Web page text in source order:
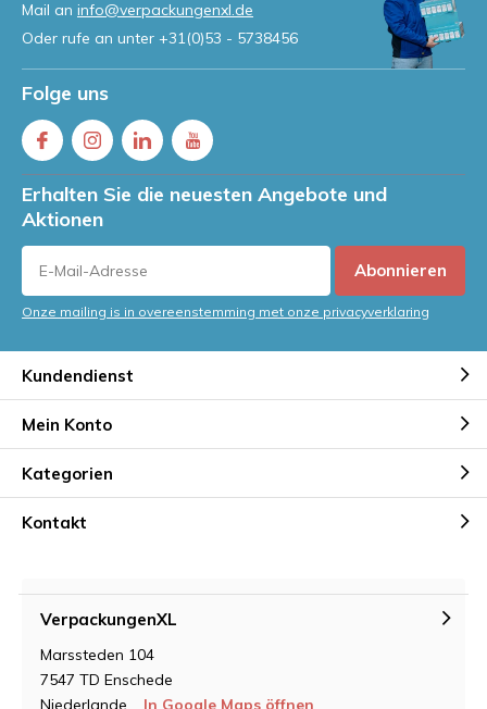
Mail an info@verpackungenxl.de
Oder rufe an unter +31(0)53 - 5738456
Folge uns
Erhalten Sie die neuesten Angebote und
Aktionen
Abonnieren
Onze mailing is in overeenstemming met onze privacyverklaring
Kundendienst
Mein Konto
Kategorien
Kontakt
VerpackungenXL
Marssteden 104
7547 TD Enschede
Niederlande
In Google Maps öffnen